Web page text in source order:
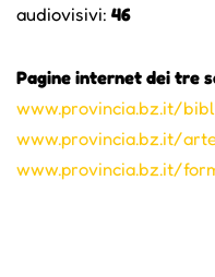
audiovisivi: 46
Pagine internet dei tre
www.provincia.bz.it/
www.provincia.bz.it/
www.provincia.bz.it/